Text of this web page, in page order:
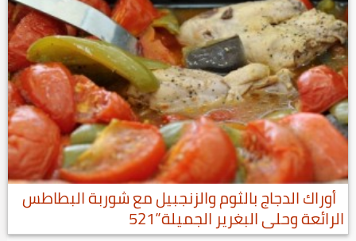
أوراك الدجاج بالثوم والزنجبيل مع شوربة البطاطس
الرائعة وحلى البغرير الجميلة”521